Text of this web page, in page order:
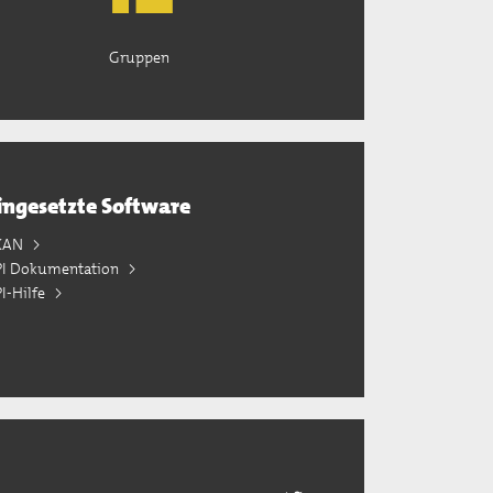
Gruppen
Software
Dokumentation
Hilfe